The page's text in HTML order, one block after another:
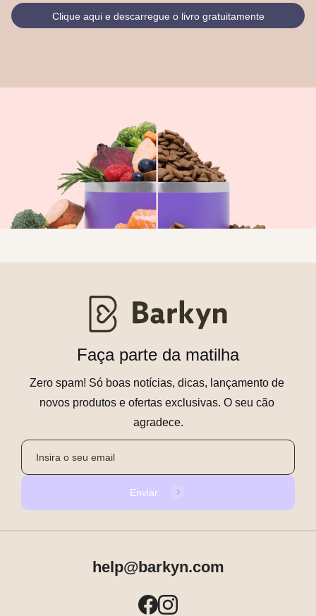
Clique aqui e descarregue o livro gratuitamente
Faça parte da matilha
Zero spam! Só boas notícias, dicas, lançamento de
novos produtos e ofertas exclusivas. O seu cão
agradece.
Enviar
help@barkyn.com